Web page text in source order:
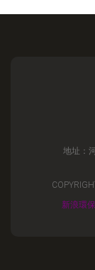
地址：
新浪環